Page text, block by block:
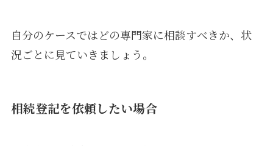
自分のケースではどの専門家に相談すべきか、状
況ごとに見ていきましょう。
相続登記を依頼したい場合